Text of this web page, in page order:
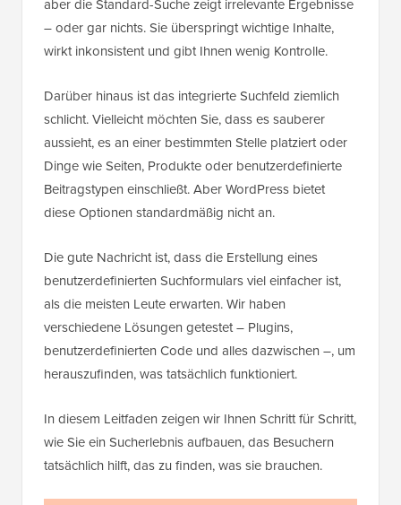
aber die Standard-Suche zeigt irrelevante Ergebnisse
– oder gar nichts. Sie überspringt wichtige Inhalte,
wirkt inkonsistent und gibt Ihnen wenig Kontrolle.
Darüber hinaus ist das integrierte Suchfeld ziemlich
schlicht. Vielleicht möchten Sie, dass es sauberer
aussieht, es an einer bestimmten Stelle platziert oder
Dinge wie Seiten, Produkte oder benutzerdefinierte
Beitragstypen einschließt. Aber WordPress bietet
diese Optionen standardmäßig nicht an.
Die gute Nachricht ist, dass die Erstellung eines
benutzerdefinierten Suchformulars viel einfacher ist,
als die meisten Leute erwarten. Wir haben
verschiedene Lösungen getestet – Plugins,
benutzerdefinierten Code und alles dazwischen –, um
herauszufinden, was tatsächlich funktioniert.
In diesem Leitfaden zeigen wir Ihnen Schritt für Schritt,
wie Sie ein Sucherlebnis aufbauen, das Besuchern
tatsächlich hilft, das zu finden, was sie brauchen.